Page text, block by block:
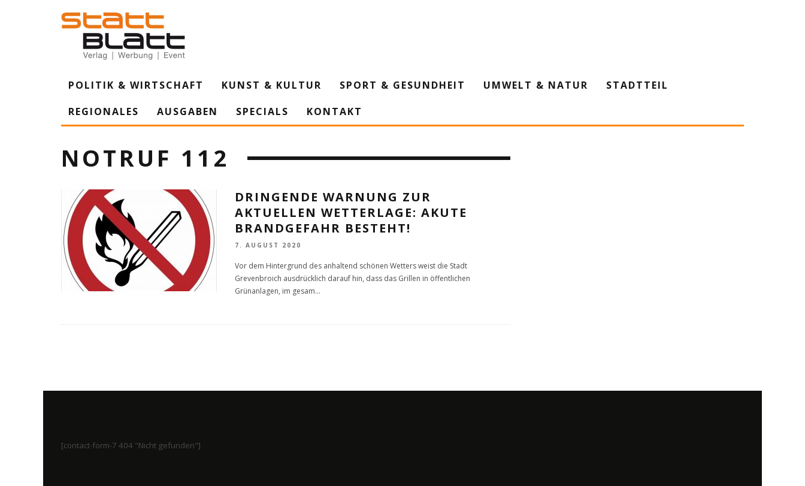
POLITIK & WIRTSCHAFT KUNST & KULTUR SPORT & GESUNDHEIT UMWELT & NATUR
STADTTEIL
REGIONALES
AUSGABEN SPECIALS KONTAKT
NOTRUF 112
DRINGENDE WARNUNG ZUR
AKTUELLEN WETTERLAGE: AKUTE
BRANDGEFAHR BESTEHT!
7. AUGUST 2020
Vor dem Hintergrund des anhaltend schönen Wetters weist die Stadt
Grevenbroich ausdrücklich darauf hin, dass das Grillen in öffentlichen
Grünanlagen, im gesam...
[contact-form-7 404 "Nicht gefunden"]